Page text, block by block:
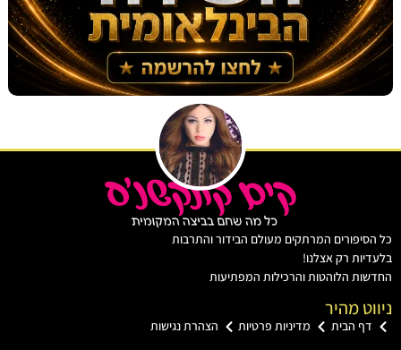
המרתקים מעולם הבידור והתרבות
רק אצלנו!
הלוהטות והרכילות המפתיעות
מהיר
הבית מדיניות פרטיות הצהרת נגישות